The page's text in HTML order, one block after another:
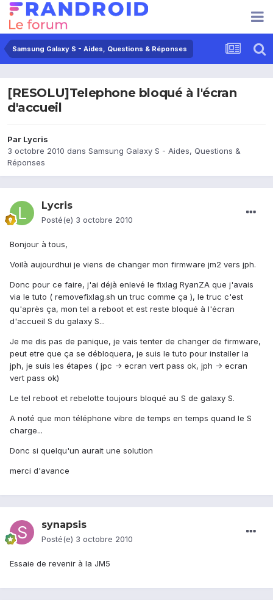
Samsung Galaxy S - Aides, Questions & Réponses
[RESOLU]Telephone bloqué à l'écran
d'accueil
Par Lycris
3 octobre 2010 dans Samsung Galaxy S - Aides, Questions &
Réponses
Lycris
Posté(e) 3 octobre 2010
Bonjour à tous,
Voilà aujourdhui je viens de changer mon firmware jm2 vers jph.
Donc pour ce faire, j'ai déjà enlevé le fixlag RyanZA que j'avais
via le tuto ( removefixlag.sh un truc comme ça ), le truc c'est
qu'après ça, mon tel a reboot et est reste bloqué à l'écran
d'accueil S du galaxy S...
Je me dis pas de panique, je vais tenter de changer de firmware,
peut etre que ça se débloquera, je suis le tuto pour installer la
jph, je suis les étapes ( jpc -> ecran vert pass ok, jph -> ecran
vert pass ok)
Le tel reboot et rebelotte toujours bloqué au S de galaxy S.
A noté que mon téléphone vibre de temps en temps quand le S
charge...
Donc si quelqu'un aurait une solution
merci d'avance
synapsis
Posté(e) 3 octobre 2010
Essaie de revenir à la JM5